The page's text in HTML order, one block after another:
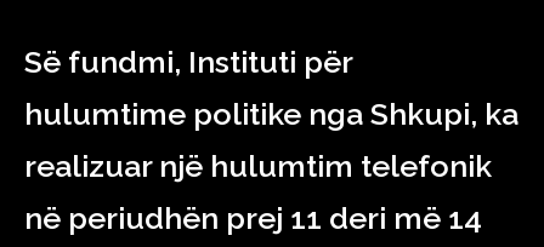
Së fundmi, Instituti për
hulumtime politike nga Shkupi, ka
realizuar një hulumtim telefonik
në periudhën prej 11 deri më 14